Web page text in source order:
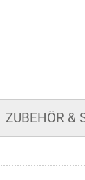
ZUBEHÖR &